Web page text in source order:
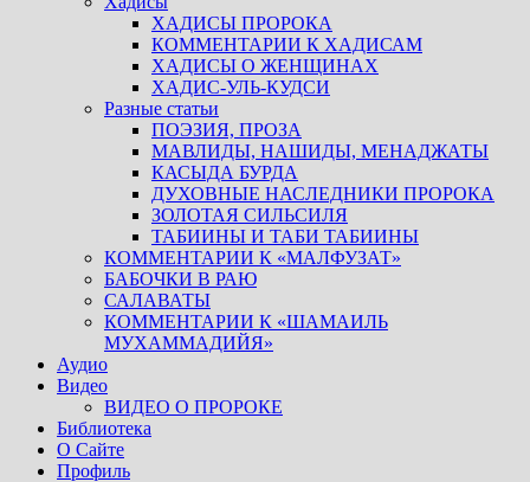
ХАДИСЫ ПРОРОКА
КОММЕНТАРИИ К ХАДИСАМ
ХАДИСЫ О ЖЕНЩИНАХ
ХАДИС-УЛЬ-КУДСИ
Разные статьи
ПОЭЗИЯ, ПРОЗА
МАВЛИДЫ, НАШИДЫ, МЕНАДЖАТЫ
КАСЫДА БУРДА
ДУХОВНЫЕ НАСЛЕДНИКИ ПРОРОКА
ЗОЛОТАЯ СИЛЬСИЛЯ
ТАБИИНЫ И ТАБИ ТАБИИНЫ
КОММЕНТАРИИ К «МАЛФУЗАТ»
БАБОЧКИ В РАЮ
САЛАВАТЫ
КОММЕНТАРИИ К «ШАМАИЛЬ
МУХАММАДИЙЯ»
Аудио
Видео
ВИДЕО О ПРОРОКЕ
Библиотека
О Сайте
Профиль